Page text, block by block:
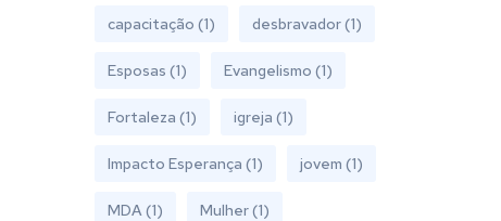
capacitação (1) desbravador(1)
Esposas (1) Evangelismo (1)
Fortaleza (1) igreja (1)
Impacto Esperança (1) jovem (1)
MDA(1) Mulher(1)